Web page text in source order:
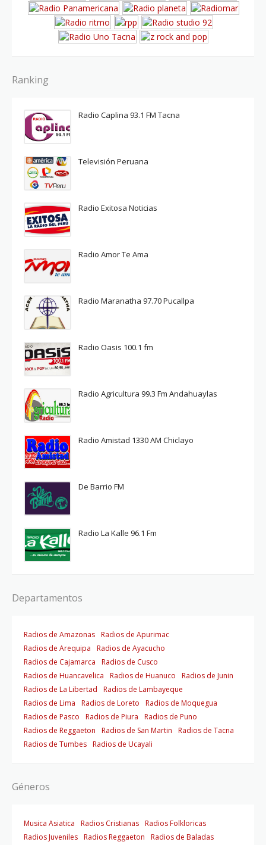
Ranking
Radio Caplina 93.1 FM Tacna
Televisión Peruana
Radio Exitosa Noticias
Radio Amor Te Ama
Radio Maranatha 97.70 Pucallpa
Radio Oasis 100.1 fm
Radio Agricultura 99.3 Fm Andahuaylas
Radio Amistad 1330 AM Chiclayo
De Barrio FM
Radio La Kalle 96.1 Fm
Departamentos
Radios de Amazonas Radios de Apurimac
Radios de Arequipa
Radios de Ayacucho
Radios de Cajamarca
Radios de Cusco
Radios de Huancavelica
Radios de Huanuco
Radios de Junin
Radios de La Libertad
Radios de Lambayeque
Radios de Lima
Radios de Loreto
Radios de Moquegua
Radios de Pasco
Radios de Piura
Radios de Puno
Radios de Reggaeton
Radios de San Martin
Radios de Tacna
Radios de Tumbes Radios de Ucayali
Géneros
Musica Asiatica Radios Cristianas Radios Folkloricas
Radios Juveniles Radios Reggaeton
Radios de Baladas